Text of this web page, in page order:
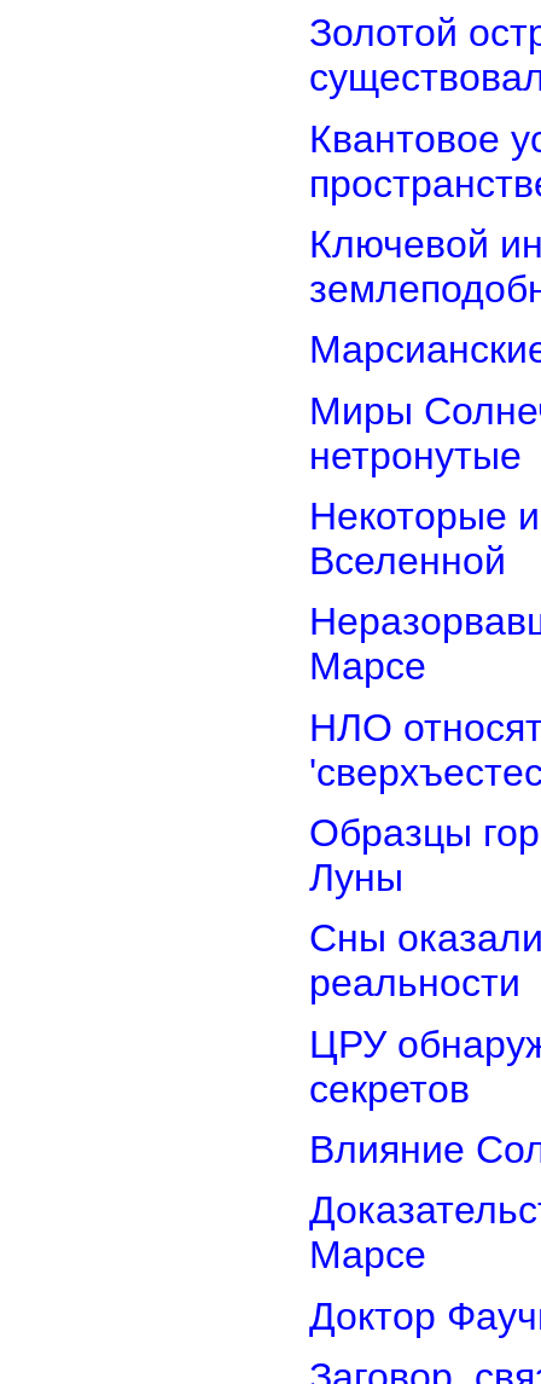
Золотой
Квантовое
Ключевой
Миры
нетронутые
Некоторые
Вселенной
Марсе
НЛО
Образцы
Луны
Сны
реальности
ЦРУ
секретов
Влияние
Марсе
Доктор